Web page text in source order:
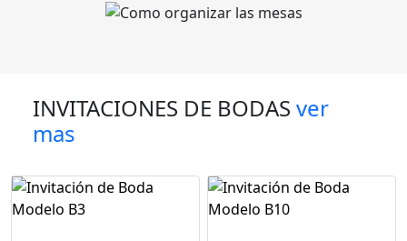
INVITACIONES DE BODAS ver
mas